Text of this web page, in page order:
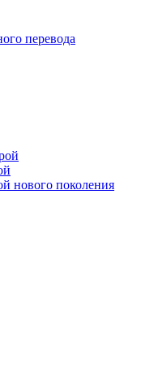
перевода
нового поколения